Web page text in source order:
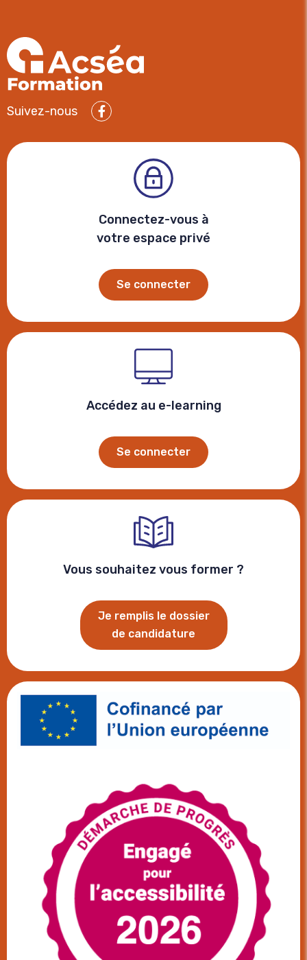
Suivez-nous
Facebook
Connectez-vous à
votre espace privé
Se connecter
Accédez au e-learning
Se connecter
Vous souhaitez vous former ?
Je remplis le dossier
de candidature